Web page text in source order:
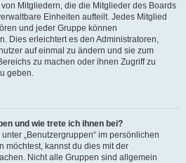
Mitgliedern, die die Mitglieder des Boards
Einheiten aufteilt. Jedes Mitglied
und jeder Gruppe können
Dies erleichtert es den Administratoren,
auf einmal zu ändern und sie zum
zu machen oder ihnen Zugriff zu
geben.
und wie trete ich ihnen bei?
„Benutzergruppen“ im persönlichen
möchtest, kannst du dies mit der
Nicht alle Gruppen sind allgemein